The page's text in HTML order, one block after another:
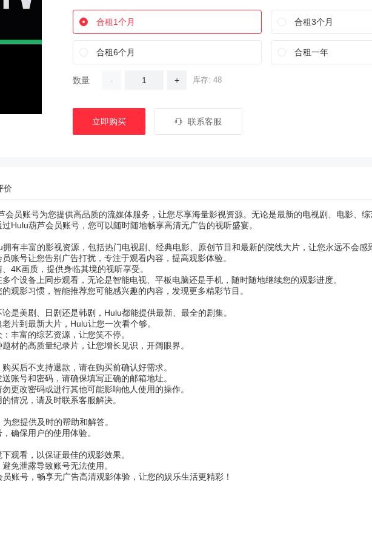
合租1个月 合租3个月
合租6个月 合租一年
数量 - + 库存: 48
立即购买 联系客服
价
会员账号为您提供高品质的流媒体服务，让您尽享海量影视资源。无论是最新的电视剧、电影、
Hulu葫芦会员账号，您可以随时随地畅享高清无广告的视听盛宴。
拥有丰富的影视资源，包括热门电视剧、经典电影、原创节目和最新的院线大片，让您永远不会感
员账号让您告别广告打扰，专注于观看内容，提高观影体验。
、4K画质，提供身临其境的视听享受。
多个设备上同步观看，无论是智能电视、平板电脑还是手机，随时随地继续您的观影进度。
的观影习惯，智能推荐您可能感兴趣的内容，发现更多精彩节目。
是美剧、日剧还是韩剧，Hulu都能提供最新、最全的剧集。
片到最新大片，Hulu让您一次看个够。
丰富的综艺资源，让您笑不停。
材的高质量纪录片，让您增长见识，开阔眼界。
买后不支持退款，请在购买前确认好需求。
账号和密码，请确保填写正确的邮箱地址。
更改密码或进行其他可能影响他人使用的操作。
情况，请及时联系客服解决。
您提供及时的帮助和解答。
确保用户的使用体验。
观看，以保证最佳的观影效果。
免泄露导致账号无法使用。
账号，畅享无广告高清观影体验，让您的娱乐生活更精彩！